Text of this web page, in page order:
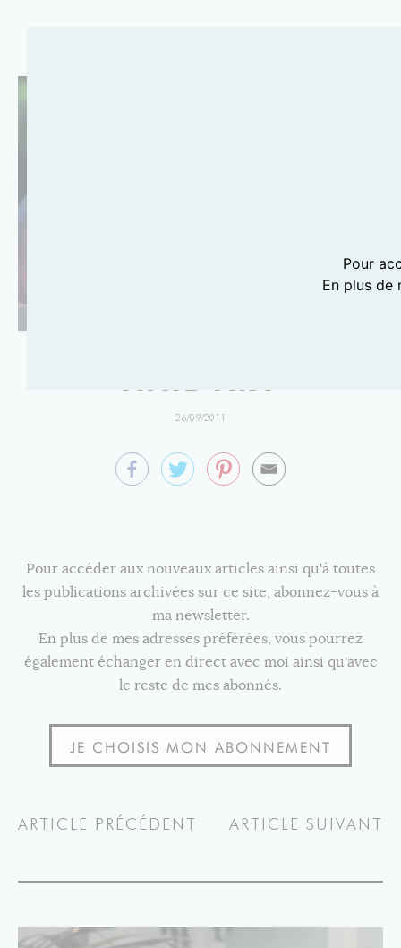
NAIL ART
26/09/2011
Pour accéder aux nouveaux articles ainsi qu'à toutes
les publications archivées sur ce site, abonnez-vous à
ma newsletter.
En plus de mes adresses préférées, vous pourrez
également échanger en direct avec moi ainsi qu'avec
le reste de mes abonnés.
JE CHOISIS MON ABONNEMENT
Pour
En plus de
ARTICLE PRÉCÉDENT ARTICLE SUIVANT